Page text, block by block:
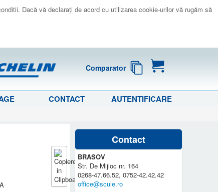
Dacă vă declaraţi de acord cu utilizarea cookie-urilor vă rugăm să
Comparator
CONTACT AUTENTIFICARE
Contact
BRASOV
Str. De Mijloc nr. 164
0268-47.66.52, 0752-42.42.42
office@scule.ro